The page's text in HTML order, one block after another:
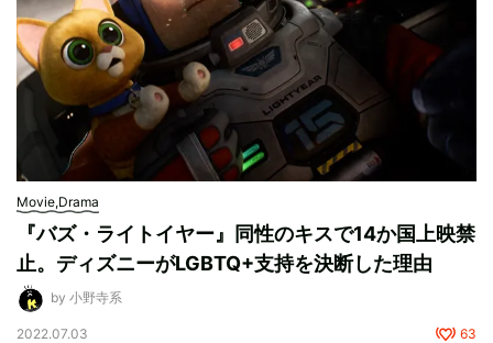
Movie,Drama
『バズ・ライトイヤー』同性のキスで14か国上映禁
止。ディズニーがLGBTQ+支持を決断した理由
by 小野寺系
2022.07.03 63